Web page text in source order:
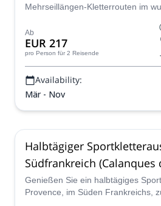
Mehrseillängen-Kletterrouten im
Süden Frankreichs.
Ab
EUR 217
pro Person für 2 Reisende
Availability:
Mär - Nov
Halbtägiger
Südfrankreich (Calanques
Sainte Baume, Garlaban)
Genießen Sie ein halbtägiges
Provence, im Süden Frankreichs,